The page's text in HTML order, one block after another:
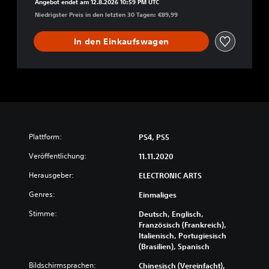
Angebot endet am 12.8.2026 10:59 PM UTC
Niedrigster Preis in den letzten 30 Tagen: €89,99
In den Einkaufswagen
Plattform: PS4, PS5
Veröffentlichung: 11.11.2020
Herausgeber: ELECTRONIC ARTS
Genres: Einmaliges
Stimme:
Deutsch, Englisch,
Französisch (Frankreich),
Italienisch, Portugiesisch
(Brasilien), Spanisch
Bildschirmsprachen:
Chinesisch (Vereinfacht),